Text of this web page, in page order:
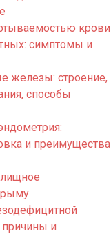
крови
симптомы и
железы: строение,
способы
и преимущества
и